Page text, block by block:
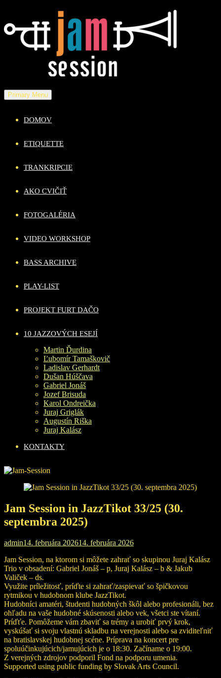
to
content
Primary Menu
DOMOV
ETIQUETTE
TRANKRIPCIE
AKO CVIČIŤ
FOTOGALÉRIA
VIDEO WORKSHOP
BASS ARCHIVE
PLAY-LIST
PROJEKT FURT DAČO
10 JAZZOVÝCH ESEJÍ
Martin Ďurdina
Ľubomír Tamaškovič
Ladislav Gerhardt
Dušan Húščava
Gabriel Jonáš
Jozef Brisuda
Karol Ondreička
Juraj Griglák
Augustín Riška
Juraj Kalász
KONTAKTY
Jam Session in JazzTikot 33/25 (30.
septembra 2025)
admin14. februára 202614. februára 2026
Jam Session, na ktorom si môžete zahrať so skupinou Juraj Kalász
Trio v obsadení: Gabriel Jonáš – p, Juraj Kalász – b & Jakub
Valiček – ds.
Využite príležitosť, príďte si zahrať/zaspievať so špičkovou
rytmikou v hudobnom klube JazzTikot.
Hudobníci amatéri, študenti hudobných škôl alebo profesionáli, bez
ohľadu na vaše hudobné skúsenosti alebo vek, všetci ste vítaní.
Príďťe. Pomôžeme vám zbaviť sa trémy a urobiť prvý krok,
vyskúšať si svoju vlastnú skladbu na verejnosti alebo sa zviditeľniť
na bratislavskej hudobnej scéne. Príprava na koncert pre
spoluúčinkujúcich/jamujúcich je o 18:30. Začíname o 19:00.
Z verejných zdrojov podporil Fond na podporu umenia.
Supported using public funding by Slovak Arts Council.